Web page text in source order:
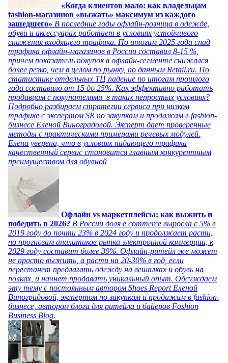
«Когда клиентов мало: как владельцам
fashion-магазинов «выжать» максимум из каждого
зашедшего» В последние годы офлайн-розница в одежде,
обуви и аксессуарах работает в условиях устойчивого
снижения входящего трафика. По итогам 2025 года спад
трафика офлайн-магазинов в России составил 8-15 %,
причем показатель покупок в офлайн-сегменте снижался
более резко, чем в целом по рынку, по данным Retail.ru. По
статистике отдельных ТЦ падение по итогам прошлого
года составило от 15 до 25%. Как эффективно работать
продавцам с покупателями в таких непростых условиях?
Подробно разбираем стратегии сервиса при низком
трафике с экспертом SR по закупкам и продажам в fashion-
бизнесе Еленой Виноградовой. Эксперт дает проверенные
методы с практическими примерами речевых модулей.
Елена уверена, что в условиях падающего трафика
качественный сервис становится главным конкурентным
преимуществом для обувной
Офлайн vs маркетплейсы: как выжить и
победить в 2026? В России доля e commerce выросла с 5% в
2019 году до почти 23% в 2024 году и продолжает расти,
по прогнозам аналитиков рынка электронной коммерции, к
2029 году составит более 30%. Офлайн-ритейл же может
не просто выжить, а расти на 20-30% в год, если
перестанет предлагать одежду на вешалках и обувь на
полках, и начнет продавать уникальный опыт. Обсуждаем
эту тему с постоянным автором Shoes Report Еленой
Виноградовой, экспертом по закупкам и продажам в fashion-
бизнесе, автором блога для ритейла и байеров Fashion
Business Blog.